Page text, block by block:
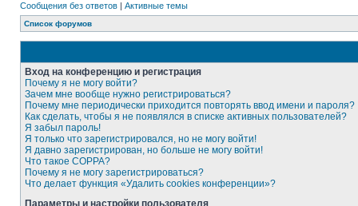
Сообщения без ответов | Активные темы
Список форумов
Вход на конференцию и регистрация
Почему я не могу войти?
Зачем мне вообще нужно регистрироваться?
Почему мне периодически приходится повторять ввод имени и пароля?
Как сделать, чтобы я не появлялся в списке активных пользователей?
Я забыл пароль!
Я только что зарегистрировался, но не могу войти!
Я давно зарегистрирован, но больше не могу войти!
Что такое COPPA?
Почему я не могу зарегистрироваться?
Что делает функция «Удалить cookies конференции»?
Параметры и настройки пользователя